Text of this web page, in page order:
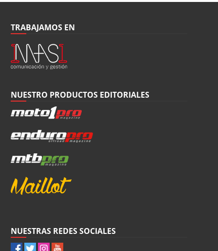
TRABAJAMOS EN
NUESTRO PRODUCTOS EDITORIALES
NUESTRAS REDES SOCIALES